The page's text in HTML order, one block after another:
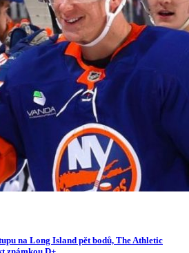
na Long Island pět bodů, The Athletic